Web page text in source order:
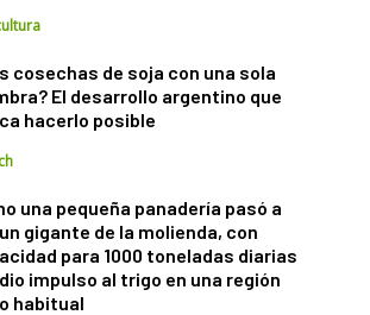
cosechas de soja con una sola
El desarrollo argentino que
hacerlo posible
una pequeña panadería pasó a
gigante de la molienda, con
para 1000 toneladas diarias
impulso al trigo en una región
habitual